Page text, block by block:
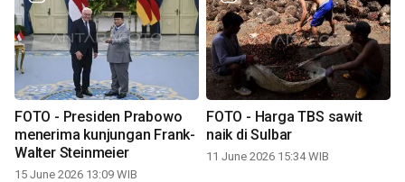
FOTO - Presiden Prabowo
menerima kunjungan Frank-
Walter Steinmeier
15 June 2026 13:09 WIB
FOTO - Harga TBS sawit
naik di Sulbar
11 June 2026 15:34 WIB